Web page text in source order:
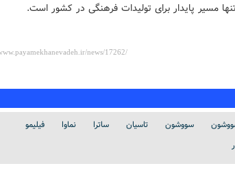
مسیر پایدار برای تولیدات فرهنگی در کشور است.
سووشون تاسیان ساترا نماوا
فیلیمو